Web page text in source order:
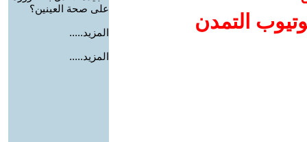
التمدن
على صحة العينين؟
المزيد.....
المزيد.....